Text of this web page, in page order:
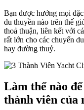
Bạn được hưởng mọi
du thuyền nào trên thế
thoả thuận, liên kết với
rất lớn cho các chuyến
hay đường thuỷ.
Làm thế nào
thành viên của